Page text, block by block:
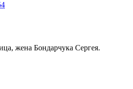
жена Бондарчука Сергея.